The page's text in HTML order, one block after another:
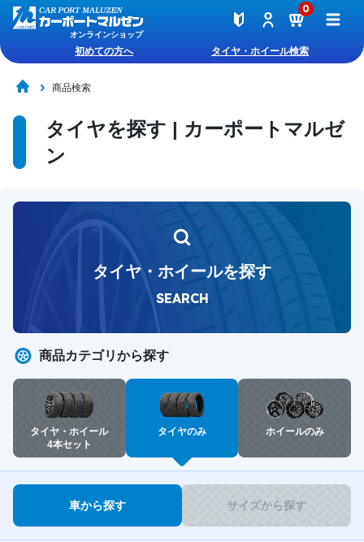
オンラインショップ
0
初めての方へ タイヤ・ホイール検索
商品検索
タイヤを探す | カーポートマルゼ
ン
タイヤ・ホイールを探す
SEARCH
商品カテゴリから探す
タイヤ・ホイール
4本セット
タイヤのみ ホイールのみ
車から探す サイズから探す